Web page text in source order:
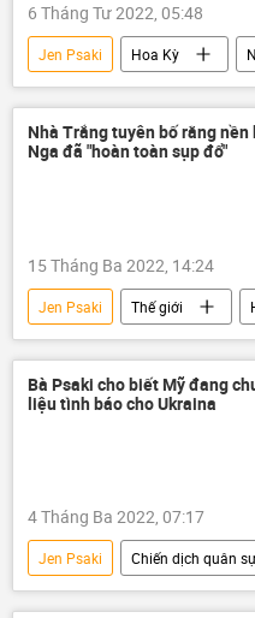
6 Tháng Tư 2022, 05:48
Jen Psaki Hoa Kỳ
trừng phạt
Vladimir
Nhà Trắng tuyên bố rằng nền
Nga đã "hoàn toàn sụp đổ"
15 Tháng Ba 2022, 14:24
Jen Psaki Thế giới
Kinh tế
Nga
Cuộc khủng hoảng ở Ukraina
LNR
DNR
Bà Psaki cho biết Mỹ đang
liệu tình báo cho Ukraina
4 Tháng Ba 2022, 07:17
Jen Psaki
Chiến dịch quân
Hoa Kỳ
Ukraina